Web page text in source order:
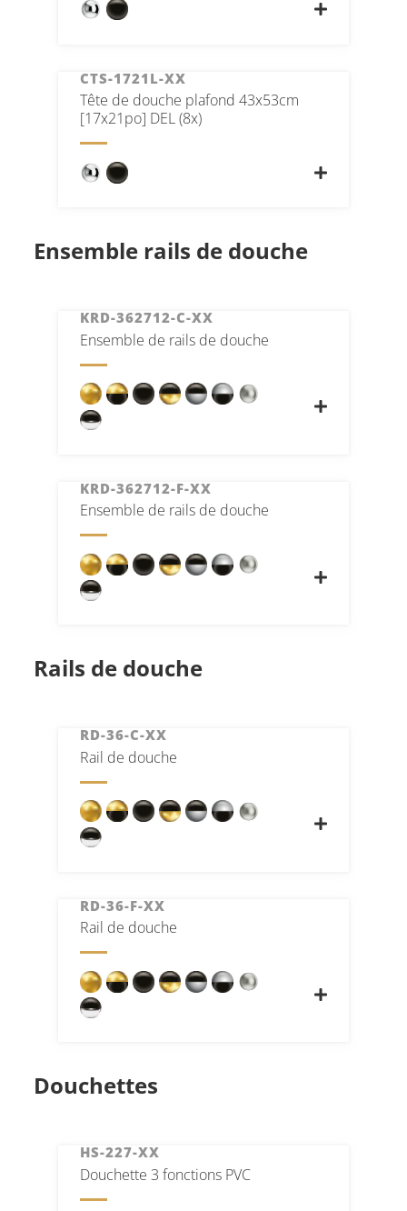
CTS-1721L-XX
Tête de douche plafond 43x53cm
[17x21po] DEL (8x)
Ensemble rails de douche
KRD-362712-C-XX
Ensemble de rails de douche
KRD-362712-F-XX
Ensemble de rails de douche
Rails de douche
RD-36-C-XX
Rail de douche
RD-36-F-XX
Rail de douche
Douchettes
HS-227-XX
Douchette 3 fonctions PVC